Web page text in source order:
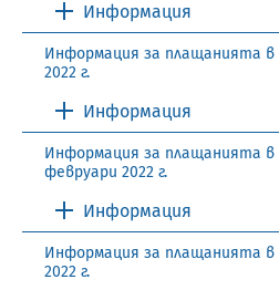
Информация
Информация за плащанията в
2022 г.
Информация
Информация за плащанията в
февруари 2022 г.
Информация
Информация за плащанията в
2022 г.